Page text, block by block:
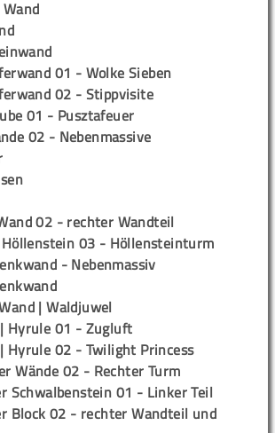
01 - Wolke Sieben
02 - Stippvisite
01 - Pusztafeuer
02 - Nebenmassive
02 - rechter Wandteil
03 - Höllensteinturm
- Nebenmassiv
| Waldjuwel
Hyrule 01 - Zugluft
Hyrule 02 - Twilight Princess
Wände 02 - Rechter Turm
Schwalbenstein 01 - Linker Teil
Block 02 - rechter Wandteil und